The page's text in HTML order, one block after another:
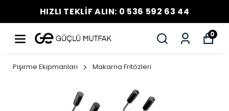
HIZLI TEKLİF ALIN: 0 536 592 63 44
0
Pişirme Ekipmanları Makarna Fritözleri